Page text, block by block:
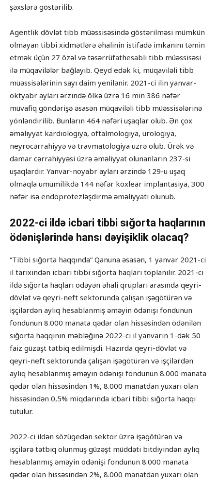
şəxslərə göstərilib.
Agentlik dövlət tibb müəssisəsində göstərilməsi mümkün
olmayan tibbi xidmətlərə əhalinin istifadə imkanını təmin
etmək üçün 27 özəl və təsərrüfathesablı tibb müəssisəsi
ilə müqavilələr bağlayıb. Qeyd edək ki, müqaviləli tibb
müəssisələrinin sayı daim yenilənir. 2021-ci ilin yanvar-
oktyabr ayları ərzində ölkə üzrə 16 min 386 nəfər
müvafiq göndərişə əsasən müqaviləli tibb müəssisələrinə
yönləndirilib. Bunların 464 nəfəri uşaqlar olub. Ən çox
əməliyyat kardiologiya, oftalmologiya, urologiya,
neyrocərrahiyyə və travmatologiya üzrə olub. Ürək və
damar cərrahiyyəsi üzrə əməliyyat olunanların 237-si
uşaqlardır. Yanvar-noyabr ayları ərzində 129-u uşaq
olmaqla ümumilikdə 144 nəfər koxlear implantasiya, 300
nəfər isə endoprotezləşdirmə əməliyyatı olunub.
2022-ci ildə icbari tibbi sığorta haqlarının
ödənişlərində hansı dəyişiklik olacaq?
“Tibbi sığorta haqqında” Qanuna əsasən, 1 yanvar 2021-ci
il tarixindən icbari tibbi sığorta haqları toplanılır. 2021-ci
ildə sığorta haqları ödəyən əhali qrupları arasında qeyri-
dövlət və qeyri-neft sektorunda çalışan işəgötürən və
işçilərdən aylıq hesablanmış əməyin ödənişi fondunun
fondunun 8.000 manata qədər olan hissəsindən ödənilən
sığorta haqqının məbləğinə 2022-ci il yanvarın 1-dək 50
faiz güzəşt tətbiq edilmişdi. Hazırda qeyri-dövlət və
qeyri-neft sektorunda çalışan işəgötürən və işçilərdən
aylıq hesablanmış əməyin ödənişi fondunun 8.000 manata
qədər olan hissəsindən 1%, 8.000 manatdan yuxarı olan
hissəsindən 0,5% miqdarında icbari tibbi sığorta haqqı
tutulur.
2022-ci ildən sözügedən sektor üzrə işəgötürən və
işçilərə tətbiq olunmuş güzəşt müddəti bitdiyindən aylıq
hesablanmış əməyin ödənişi fondunun 8.000 manata
qədər olan hissəsindən 2%, 8.000 manatdan yuxarı olan